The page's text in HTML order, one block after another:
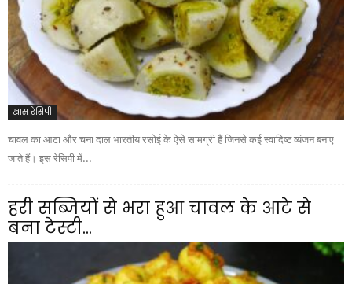
खास रेसिपी
चावल का आटा और चना दाल भारतीय रसोई के ऐसे सामग्री हैं जिनसे कई स्वादिष्ट व्यंजन बनाए
जाते हैं। इस रेसिपी में...
हरी सब्जियों से भरा हुआ चावल के आटे से
बना टेस्टी...